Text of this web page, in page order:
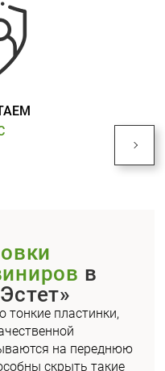
в
тонкие пластинки,
на переднюю
скрыть такие